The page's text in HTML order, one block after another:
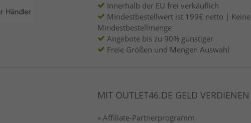
Innerhalb der EU frei verkäuflich
Mindestbestellwert ist 199€ netto | Keine
Mindestbestellmenge
Angebote bis zu 90% günstiger
Freie Größen und Mengen Auswahl
MIT OUTLET46.DE GELD VERDIENEN
» Affiliate-Partnerprogramm